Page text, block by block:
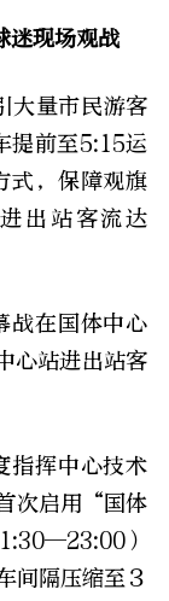
迷现场观战
大量市民游客
提前至5:15运
式，保障观旗
出站客流达
战在国体中心
心站进出站客
指挥中心技术
次启用“国体
）
隔压缩至３